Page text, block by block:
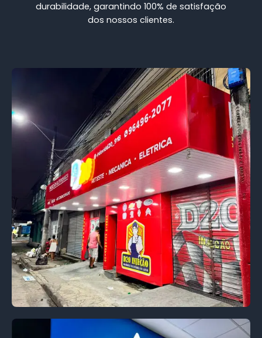
durabilidade, garantindo 100% de satisfação
dos nossos clientes.